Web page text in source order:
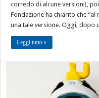
corredo di alcune versioni),
Fondazione ha chiarito che
una tale versione. Oggi, dopo
Leggi tutto »